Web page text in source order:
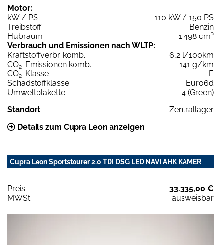
Motor:
kW / PS
110 kW / 150 PS
Treibstoff
Benzin
Hubraum
1.498 cm³
Verbrauch und Emissionen nach WLTP:
Kraftstoffverbr. komb.
6,2 l/100km
CO2-Emissionen komb.
141 g/km
CO2-Klasse
E
Schadstoffklasse
Euro6d
Umweltplakette
4 (Green)
Standort
Zentrallager
Details zum Cupra Leon anzeigen
Cupra Leon Sportstourer 2.0 TDI DSG LED NAVI AHK KAMER
Preis:
33.335,00 €
MWSt:
ausweisbar